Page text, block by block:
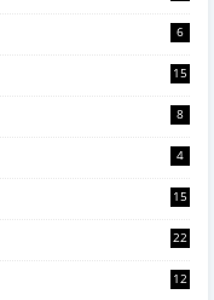
6
15
8
4
15
22
12